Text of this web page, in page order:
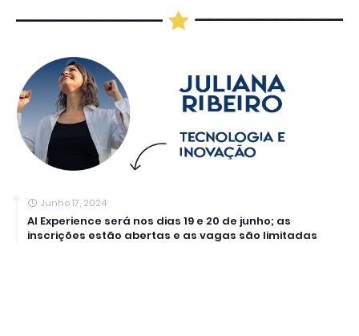
Junho 17, 2024
AI Experience será nos dias 19 e 20 de junho; as
inscrições estão abertas e as vagas são limitadas